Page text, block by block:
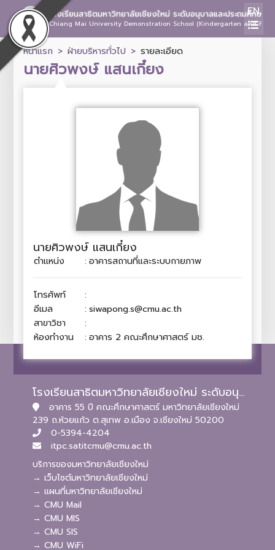
โรงเรียนสาธิตมหาวิทยาลัยเชียงใหม่ ระดับอนุบาลและประถมศึกษา
Chiang Mai University Demonstration School (Kindergarten and
EN
หน้าแรก ฝ่ายบริหารทั่วไป รายละเอียด
นายศิวพงษ์ แสนเกี๋ยง
นายศิวพงษ์ แสนเกี๋ยง
ตำแหน่ง : อาคารสถานที่และระบบกายภาพ
โทรศัพท์
:
อีเมล
: siwapong.s@cmu.ac.th
สาขาวิชา
:
ห้องทำงาน
: อาคาร 2 คณะศึกษาศาสตร์ มช.
โรงเรียนสาธิตมหาวิทยาลัยเชียงใหม่ ระดับอนุบาลและประถมศึกษา
อาคาร 55 ปี คณะศึกษาศาสตร์ มหาวิทยาลัยเชียงใหม่
239 ถ.ห้วยแก้ว ต.สุเทพ อ.เมือง จ.เชียงใหม่ 50200
0-5394-4204
itpc.satitcmu@cmu.ac.th
บริการของมหาวิทยาลัยเชียงใหม่
→ เว็บไซต์มหาวิทยาลัยเชียงใหม่
→ แผนที่มหาวิทยาลัยเชียงใหม่
→ CMU Mail
→ CMU MIS
→ CMU SIS
→ CMU WiFi